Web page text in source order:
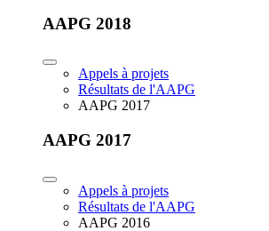
AAPG 2018
Appels à projets
Résultats de l'AAPG
AAPG 2017
AAPG 2017
Appels à projets
Résultats de l'AAPG
AAPG 2016